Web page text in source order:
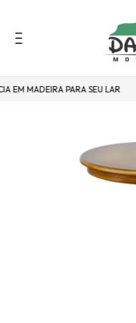
EM MADEIRA PARA SEU LAR